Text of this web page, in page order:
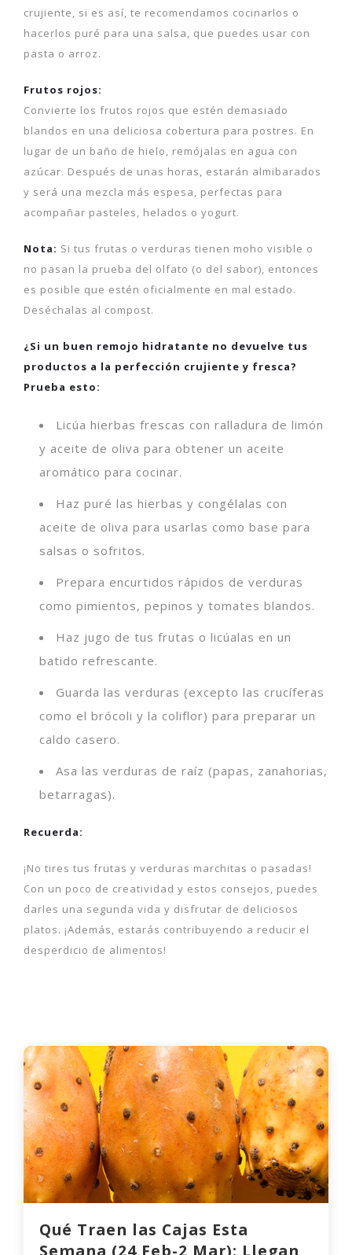
crujiente, si es así, te recomendamos cocinarlos o
hacerlos puré para una salsa, que puedes usar con
pasta o arroz.
Frutos rojos:
Convierte los frutos rojos que estén demasiado
blandos en una deliciosa cobertura para postres. En
lugar de un baño de hielo, remójalas en agua con
azúcar. Después de unas horas, estarán almibarados
y será una mezcla más espesa, perfectas para
acompañar pasteles, helados o yogurt.
Nota: Si tus frutas o verduras tienen moho visible o
no pasan la prueba del olfato (o del sabor), entonces
es posible que estén oficialmente en mal estado.
Deséchalas al compost.
¿Si un buen remojo hidratante no devuelve tus
productos a la perfección crujiente y fresca?
Prueba esto:
Licúa hierbas frescas con ralladura de limón
y aceite de oliva para obtener un aceite
aromático para cocinar.
Haz puré las hierbas y congélalas con
aceite de oliva para usarlas como base para
salsas o sofritos.
Prepara encurtidos rápidos de verduras
como pimientos, pepinos y tomates blandos.
Haz jugo de tus frutas o licúalas en un
batido refrescante.
Guarda las verduras (excepto las crucíferas
como el brócoli y la coliflor) para preparar un
caldo casero.
Asa las verduras de raíz (papas, zanahorias,
betarragas).
Recuerda:
¡No tires tus frutas y verduras marchitas o pasadas!
Con un poco de creatividad y estos consejos, puedes
darles una segunda vida y disfrutar de deliciosos
platos. ¡Además, estarás contribuyendo a reducir el
desperdicio de alimentos!
Qué Traen las Cajas Esta